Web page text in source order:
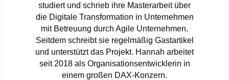
studiert und schrieb ihre Masterarbeit über
die Digitale Transformation in Unternehmen
mit Betreuung durch Agile Unternehmen.
Seitdem schreibt sie regelmäßig Gastartikel
und unterstützt das Projekt. Hannah arbeitet
seit 2018 als Organisationsentwicklerin in
einem großen DAX-Konzern.